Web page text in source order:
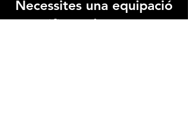
Necessites una equipació
especifica pel teu sector?